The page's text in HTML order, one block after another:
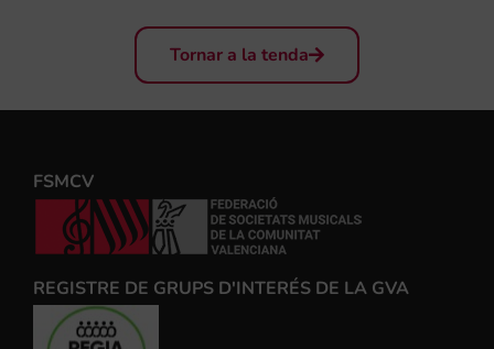
Tornar a la tenda
FSMCV
REGISTRE DE GRUPS D'INTERÉS DE LA GVA